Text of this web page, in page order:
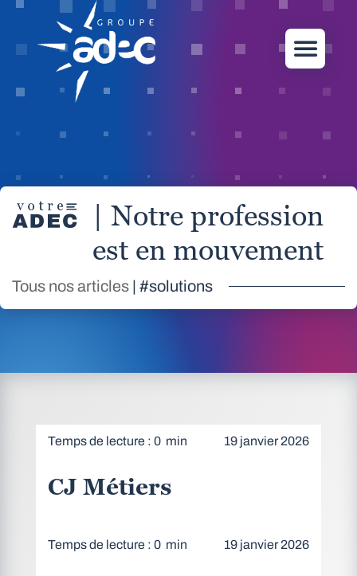
| Notre profession
est en mouvement
Tous nos articles | #solutions
Temps de lecture : 0 min 19 janvier 2026
CJ Métiers
Temps de lecture : 0 min 19 janvier 2026